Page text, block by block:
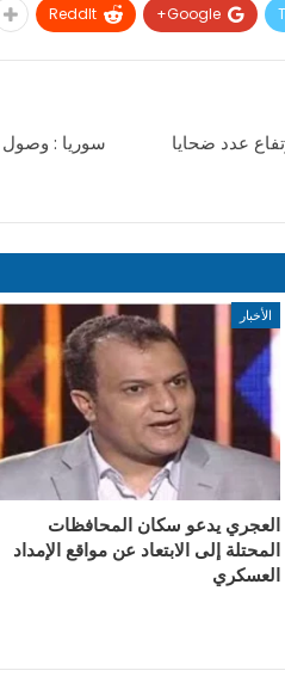
Google+
ReddIt
عدد ضحايا
سوريا : وصول
الأخبار
العجري يدعو سكان المحافظات
المحتلة إلى الابتعاد عن مواقع الإمداد
العسكري